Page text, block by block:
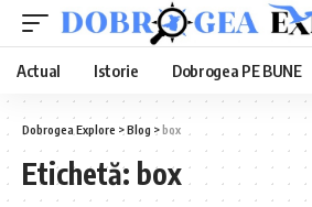
Actual Istorie Dobrogea PE BUNE
Dobrogea Explore >Blog >box
Etichetă: box